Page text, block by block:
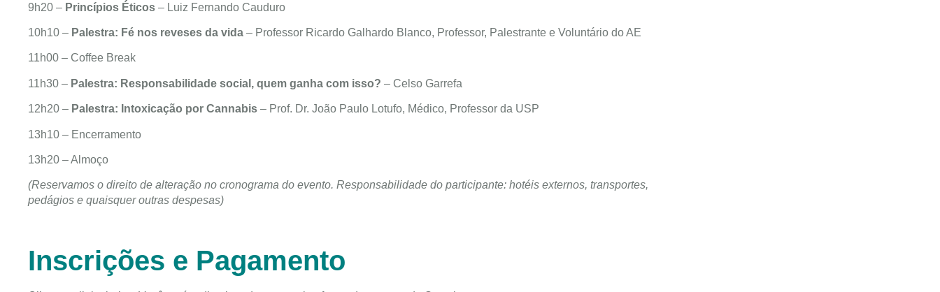
9h20 – Princípios Éticos – Luiz Fernando Cauduro
10h10 – Palestra: Fé nos reveses da vida – Professor Ricardo Galhardo Blanco, Professor, Palestrante e Voluntário do AE
11h00 – Coffee Break
11h30 – Palestra: Responsabilidade social, quem ganha com isso? – Celso Garrefa
12h20 – Palestra: Intoxicação por Cannabis – Prof. Dr. João Paulo Lotufo, Médico, Professor da USP
13h10 – Encerramento
13h20 – Almoço
(Reservamos o direito de alteração no cronograma do evento. Responsabilidade do participante: hotéis externos, transportes,
pedágios e quaisquer outras despesas)
Inscrições e Pagamento